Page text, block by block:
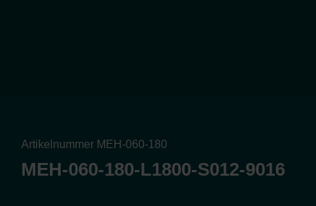
Artikelnummer MEH-060-180
MEH-060-180-L1800-S012-9016